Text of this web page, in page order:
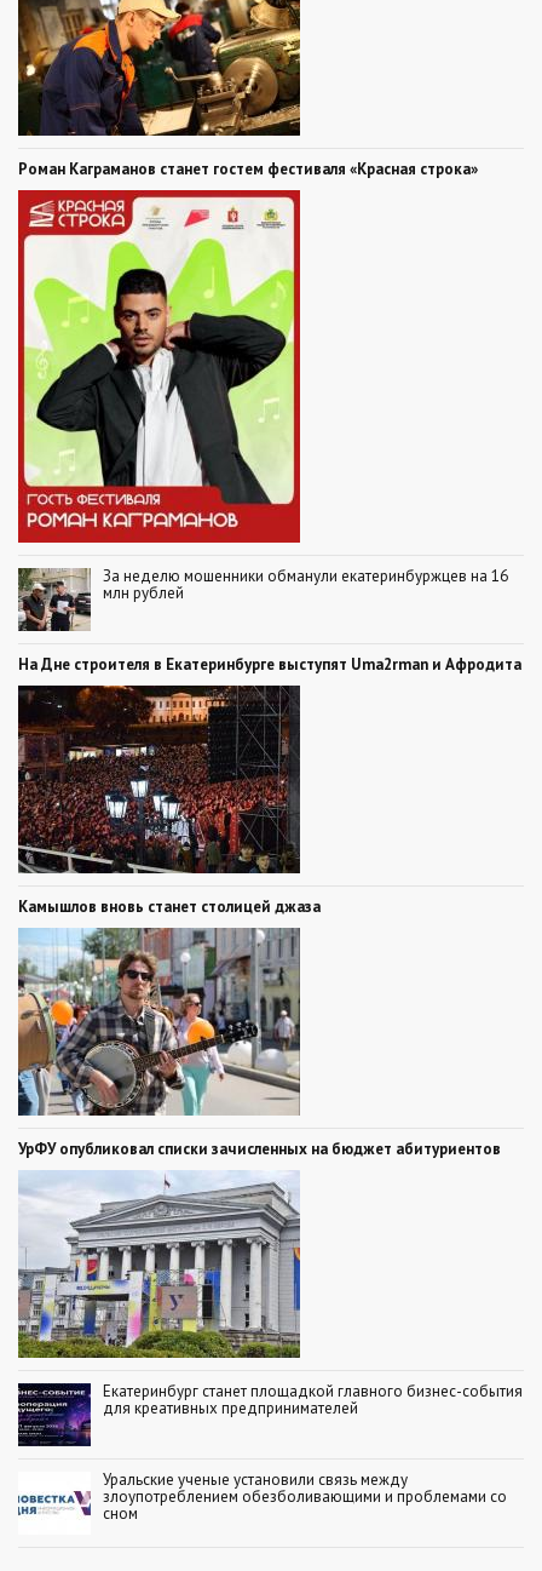
Роман Каграманов станет гостем фестиваля «Красная строка»
За неделю мошенники обманули екатеринбуржцев на 16
млн рублей
На Дне строителя в Екатеринбурге выступят Uma2rman и Афродита
Камышлов вновь станет столицей джаза
УрФУ опубликовал списки зачисленных на бюджет абитуриентов
Екатеринбург станет площадкой главного бизнес-события
для креативных предпринимателей
Уральские ученые установили связь между
злоупотреблением обезболивающими и проблемами со
сном